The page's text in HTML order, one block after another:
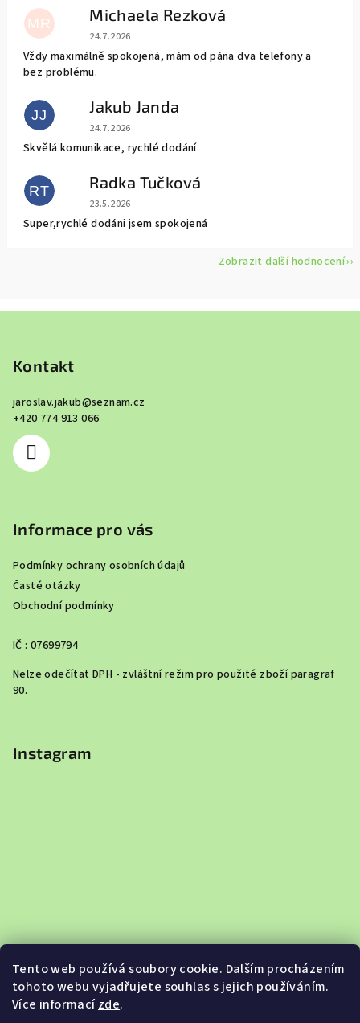
Tento web používá soubory cookie. Dalším procházením
tohoto webu vyjadřujete souhlas s jejich používáním.
Více informacízde.
MR Michaela Rezková
Hodnocení obchodu je 5 z 5 hvězdiček.
24.7.2026
Vždy maximálně spokojená, mám od pána dva telefony a
bez problému.
JJ Jakub Janda
Hodnocení obchodu je 5 z 5 hvězdiček.
24.7.2026
Skvělá komunikace, rychlé dodání
RT Radka Tučková
Hodnocení obchodu je 5 z 5 hvězdiček.
23.5.2026
Super,rychlé dodáni jsem spokojená
Zobrazit další hodnocení
Kontakt
jaroslav.jakub@seznam.cz
+420 774 913 066
Informace pro vás
Podmínky ochrany osobních údajů
Časté otázky
Obchodní podmínky
IČ : 07699794
Nelze odečítat DPH - zvláštní režim pro použité zboží paragraf
90.
Instagram